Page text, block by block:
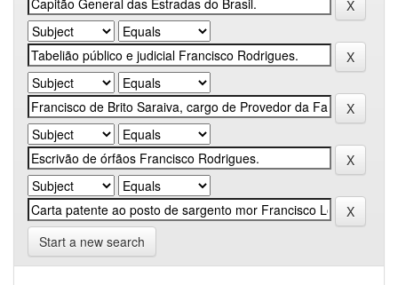
Start a new search